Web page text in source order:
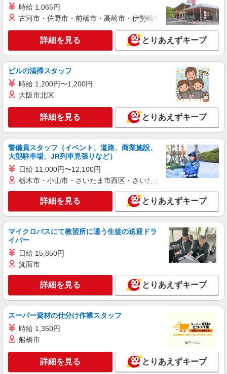
時給 1,065円
古河市・佐野市・前橋市・高崎市・伊勢崎市・太田市・館林市
詳細を見る とりあえずキープ
ビルの清掃スタッフ
時給 1,200円〜1,200円
大阪市北区
詳細を見る とりあえずキープ
警備員スタッフ（イベント、道路、商業施設、
大型駐車場、JR列車見張りなど）
日給 11,000円〜12,100円
栃木市・小山市・さいたま市西区・さいたま市岩槻区・久喜市・
詳細を見る とりあえずキープ
マイクロバスにて教習所に通う生徒の送迎ドラ
イバー
日給 15,850円
箕面市
詳細を見る とりあえずキープ
スーパー資材の仕分け作業スタッフ
時給 1,350円
船橋市
詳細を見る とりあえずキープ